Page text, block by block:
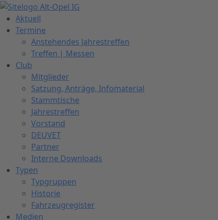
Zum
Inhalt
springen
Aktuell
Termine
Anstehendes Jahrestreffen
Treffen | Messen
Club
Mitglieder
Satzung, Anträge, Infomaterial
Stammtische
Jahrestreffen
Vorstand
DEUVET
Partner
Interne Downloads
Typen
Typgruppen
Historie
Fahrzeugregister
Medien